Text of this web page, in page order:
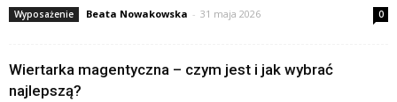
Wyposażenie Beata Nowakowska - 31 maja 2026 0
Wiertarka magentyczna – czym jest i jak wybrać
najlepszą?